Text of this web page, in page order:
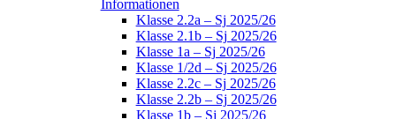
Informationen
Klasse 2.2a – Sj 2025/26
Klasse 2.1b – Sj 2025/26
Klasse 1a – Sj 2025/26
Klasse 1/2d – Sj 2025/26
Klasse 2.2c – Sj 2025/26
Klasse 2.2b – Sj 2025/26
Klasse 1b – Sj 2025/26